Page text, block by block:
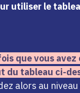
utiliser le
que vous avez
du tableau ci-
alors au